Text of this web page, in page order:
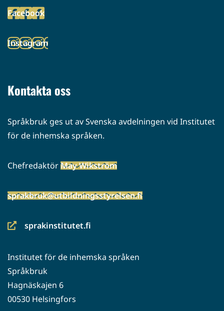
palveluun)
Facebook
(siirryt
palveluun)
Instagram
(siirryt
Kontakta oss
Språkbruk ges ut av Svenska avdelningen vid Institutet
för de inhemska språken.
ChefredaktörMay Wikström
sprakbruk@utbildningsstyrelsen.fi
sprakinstitutet.fi
(siirryt
palveluun)
Institutet för de inhemska språken
Språkbruk
Hagnäskajen 6
00530 Helsingfors